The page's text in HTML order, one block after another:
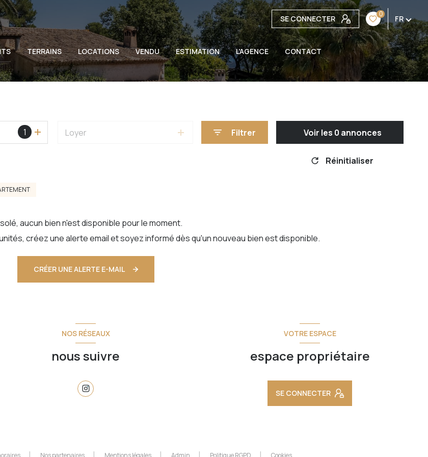
SE CONNECTER 0 FR
TERRAINS LOCATIONS VENDU ESTIMATION L'AGENCE CONTACT
1 Loyer Filtrer Voir les 0 annonces
Réinitialiser
aucun bien n'est disponible pour le moment.
créez une alerte email et soyez informé dès qu'un nouveau bien est disponible.
CRÉER UNE ALERTE E-MAIL
NOS RÉSEAUX
nous suivre
VOTRE ESPACE
espace propriétaire
SE CONNECTER
Nos partenaires Mentions légales Admin Politique RGPD Cookies